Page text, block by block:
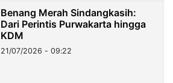
Benang Merah Sindangkasih:
Dari Perintis Purwakarta hingga
KDM
21/07/2026 - 09:22